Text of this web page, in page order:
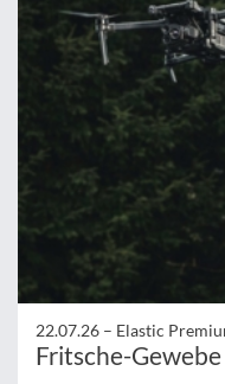
22.07.26 – Elastic
Fritsche-